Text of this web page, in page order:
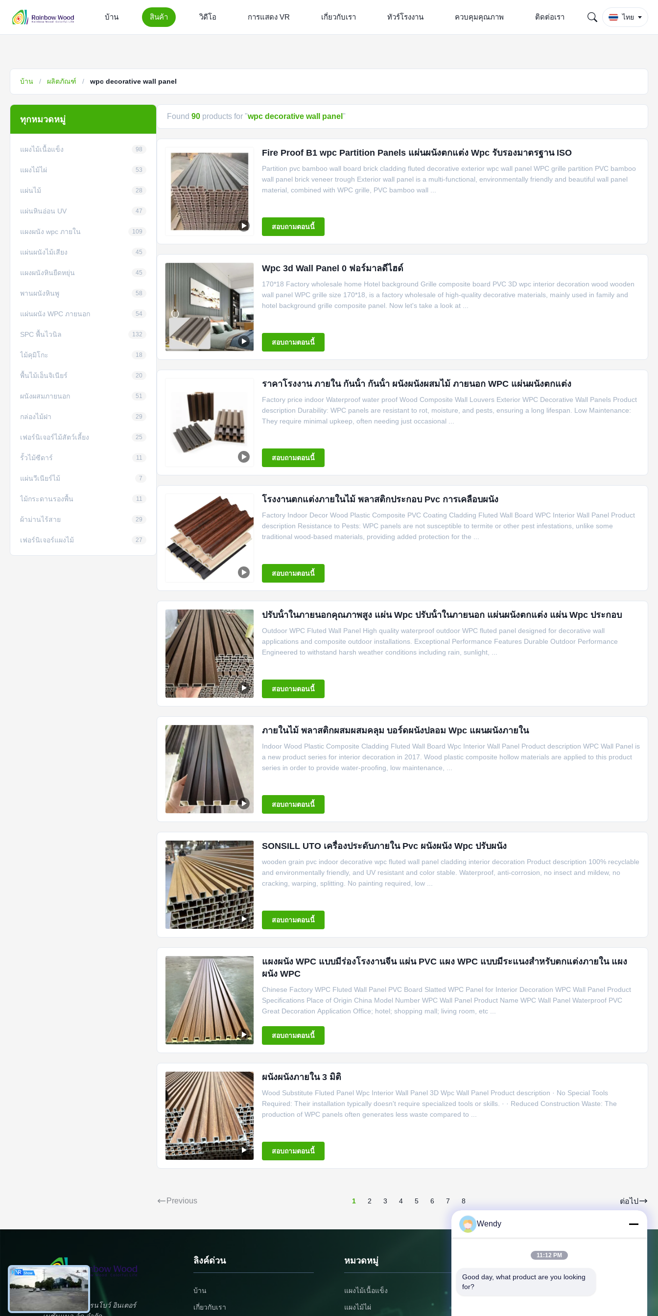
บ้าน สินค้า วิดีโอ การแสดง VR เกี่ยวกับเรา ทัวร์โรงงาน ควบคุมคุณภาพ ติดต่อเรา ไทย
บ้าน / ผลิตภัณฑ์ / wpc decorative wall panel
ทุกหมวดหมู่
แผงไม้เนื้อแข็ง 98
แผงไม้ไผ่ 53
แผ่นไม้ 28
แผ่นหินอ่อน UV 47
แผงผนัง wpc ภายใน 109
แผ่นผนังไม้เสียง 45
แผงผนังหินยืดหยุ่น 45
พานผนังหินพู 58
แผ่นผนัง WPC ภายนอก 54
SPC พื้นไวนิล 132
ไม้คุมิโกะ 18
พื้นไม้เอ็นจิเนียร์ 20
ผนังผสมภายนอก 51
กล่องไม้ฝา 29
เฟอร์นิเจอร์ไม้สัตว์เลี้ยง 25
รั้วไม้ซีดาร์ 11
แผ่นวีเนียร์ไม้ 7
ไม้กระดานรองพื้น 11
ผ้าม่านไร้สาย 29
เฟอร์นิเจอร์แผงไม้ 27
Found 90 products for "wpc decorative wall panel "
Fire Proof B1 wpc Partition Panels แผ่นผนังตกแต่ง Wpc รับรองมาตรฐาน ISO
Partition pvc bamboo wall board brick cladding fluted decorative exterior wpc wall panel WPC grille partition PVC bamboo
wall panel brick veneer trough Exterior wall panel is a multi-functional, environmentally friendly and beautiful wall panel
material, combined with WPC grille, PVC bamboo wall ...
สอบถามตอนนี้
Wpc 3d Wall Panel 0 ฟอร์มาลดีไฮด์
170*18 Factory wholesale home Hotel background Grille composite board PVC 3D wpc interior decoration wood wooden
wall panel WPC grille size 170*18, is a factory wholesale of high-quality decorative materials, mainly used in family and
hotel background grille composite panel. Now let's take a look at ...
สอบถามตอนนี้
ราคาโรงงาน ภายใน กันน้ํา กันน้ํา ผนังผนังผสมไม้ ภายนอก WPC แผ่นผนังตกแต่ง
Factory price indoor Waterproof water proof Wood Composite Wall Louvers Exterior WPC Decorative Wall Panels Product
description Durability: WPC panels are resistant to rot, moisture, and pests, ensuring a long lifespan. Low Maintenance:
They require minimal upkeep, often needing just occasional ...
สอบถามตอนนี้
โรงงานตกแต่งภายในไม้ พลาสติกประกอบ Pvc การเคลือบผนัง
Factory Indoor Decor Wood Plastic Composite PVC Coating Cladding Fluted Wall Board WPC Interior Wall Panel Product
description Resistance to Pests: WPC panels are not susceptible to termite or other pest infestations, unlike some
traditional wood-based materials, providing added protection for the ...
สอบถามตอนนี้
ปรับน้ําในภายนอกคุณภาพสูง แผ่น Wpc ปรับน้ําในภายนอก แผ่นผนังตกแต่ง แผ่น Wpc ประกอบ
Outdoor WPC Fluted Wall Panel High quality waterproof outdoor WPC fluted panel designed for decorative wall
applications and composite outdoor installations. Exceptional Performance Features Durable Outdoor Performance
Engineered to withstand harsh weather conditions including rain, sunlight, ...
สอบถามตอนนี้
ภายในไม้ พลาสติกผสมผสมคลุม บอร์ดผนังปลอม Wpc แผนผนังภายใน
Indoor Wood Plastic Composite Cladding Fluted Wall Board Wpc Interior Wall Panel Product description WPC Wall Panel is
a new product series for interior decoration in 2017. Wood plastic composite hollow materials are applied to this product
series in order to provide water-proofing, low maintenance, ...
สอบถามตอนนี้
SONSILL UTO เครื่องประดับภายใน Pvc ผนังผนัง Wpc ปรับผนัง
wooden grain pvc indoor decorative wpc fluted wall panel cladding interior decoration Product description 100% recyclable
and environmentally friendly, and UV resistant and color stable. Waterproof, anti-corrosion, no insect and mildew, no
cracking, warping, splitting. No painting required, low ...
สอบถามตอนนี้
แผงผนัง WPC แบบมีร่องโรงงานจีน แผ่น PVC แผง WPC แบบมีระแนงสำหรับตกแต่งภายใน แผง
ผนัง WPC
Chinese Factory WPC Fluted Wall Panel PVC Board Slatted WPC Panel for Interior Decoration WPC Wall Panel Product
Specifications Place of Origin China Model Number WPC Wall Panel Product Name WPC Wall Panel Waterproof PVC
Great Decoration Application Office; hotel; shopping mall; living room, etc ...
สอบถามตอนนี้
ผนังผนังภายใน 3 มิติ
Wood Substitute Fluted Panel Wpc Interior Wall Panel 3D Wpc Wall Panel Product description · No Special Tools
Required: Their installation typically doesn't require specialized tools or skills. · · Reduced Construction Waste: The
production of WPC panels often generates less waste compared to ...
สอบถามตอนนี้
Previous 1 2 3 4 5 6 7 8 ต่อไป
บริษัทเจียงโจว เรนโบว์ อินเตอร์
ลิงค์ด่วน
บ้าน
เกี่ยวกับเรา
หมวดหมู่
แผงไม้เนื้อแข็ง
แผงไม้ไผ่
Wendy
11:12 PM
Good day, what product are you looking
for?